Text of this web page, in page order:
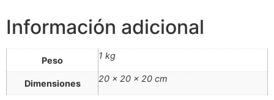
Información adicional
Peso 1 kg
Dimensiones 20 × 20 × 20 cm